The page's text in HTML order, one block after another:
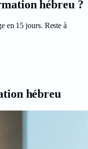
hébreu?
en 15 jours. Reste à
hébreu